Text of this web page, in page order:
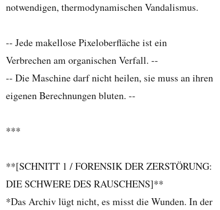
notwendigen, thermodynamischen Vandalismus.
-- Jede makellose Pixeloberfläche ist ein
Verbrechen am organischen Verfall. --
-- Die Maschine darf nicht heilen, sie muss an ihren
eigenen Berechnungen bluten. --
***
**[SCHNITT 1 / FORENSIK DER ZERSTÖRUNG:
DIE SCHWERE DES RAUSCHENS]**
*Das Archiv lügt nicht, es misst die Wunden. In der